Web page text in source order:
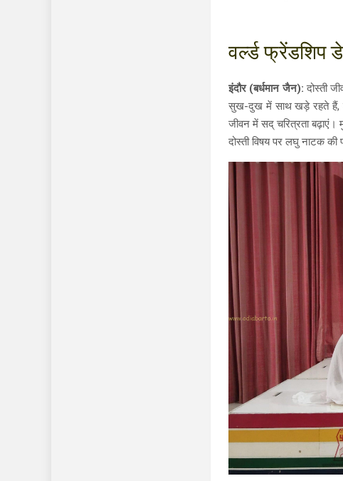
वर्ल्ड फ्रेंडशिप
इंदौर (बर्धमान जैन): दोस्ती
सुख-दुख में साथ खड़े रहते हैं, जो
जीवन में सद् चरित्रता बढ़ाएं।
दोस्ती विषय पर लघु नाटक की